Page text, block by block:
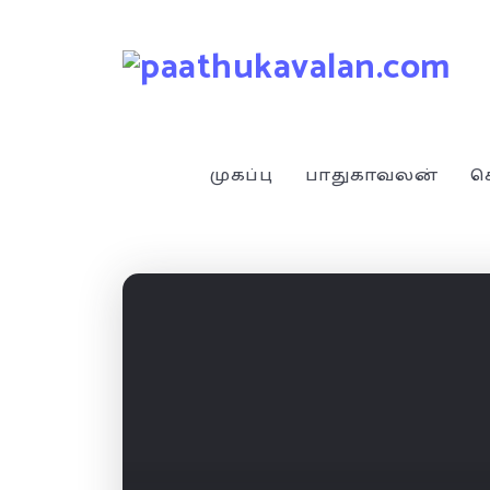
முகப்பு பாதுகாவலன்